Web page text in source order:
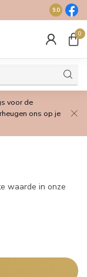
Gratis
9.0
0
voor de
ons op je
waarde in onze